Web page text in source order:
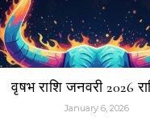
वृषभ राशि जनवरी 2026
January 6, 2026